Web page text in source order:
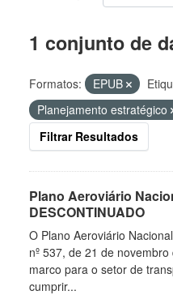
1 conjunto de
Formatos: EPUB
Planejamento estratégico
Filtrar Resultados
Plano Aeroviário
DESCONTINUADO
O Plano Aeroviário
nº 537, de 21 de
marco para o setor de
cumprir...